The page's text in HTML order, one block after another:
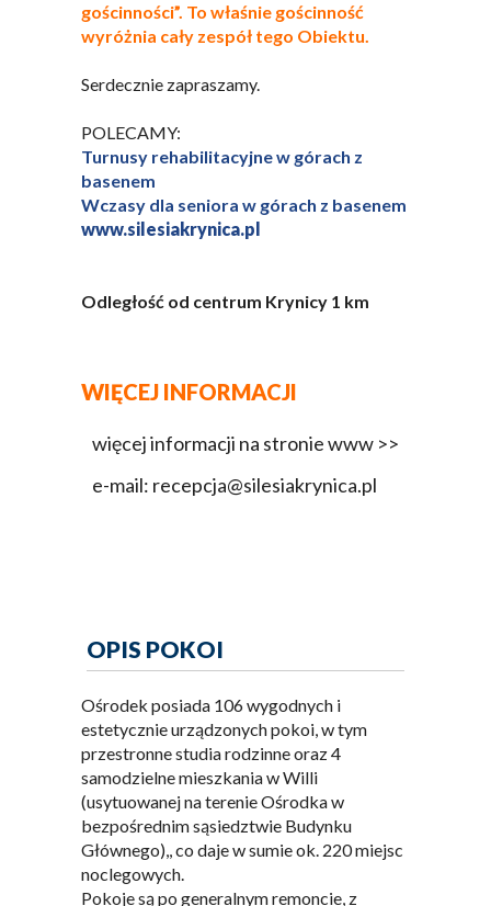
gościnności”. To właśnie gościnność
wyróżnia cały zespół tego Obiektu.
Serdecznie zapraszamy.
POLECAMY:
Turnusy rehabilitacyjne w górach z
basenem
Wczasy dla seniora w górach z basenem
www.silesiakrynica.pl
Odległość od centrum Krynicy 1 km
WIĘCEJ INFORMACJI
więcej informacji na stronie www >>
e-mail: recepcja@silesiakrynica.pl
OPIS POKOI
Ośrodek posiada 106 wygodnych i
estetycznie urządzonych pokoi, w tym
przestronne studia rodzinne oraz 4
samodzielne mieszkania w Willi
(usytuowanej na terenie Ośrodka w
bezpośrednim sąsiedztwie Budynku
Głównego),, co daje w sumie ok. 220 miejsc
noclegowych.
Pokoje są po generalnym remoncie, z